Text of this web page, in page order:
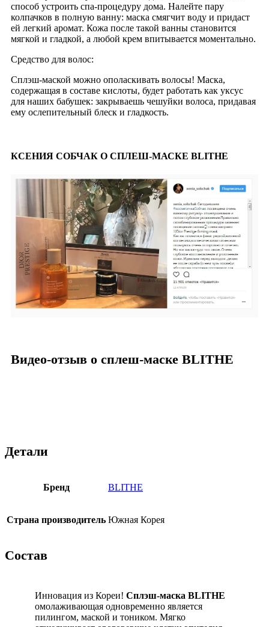
способ устроить спа-процедуру дома. Налейте пару
колпачков в полную ванну: маска смягчит воду и придаст
ей легкий аромат. Кожа после такой ванны становится
мягкой и гладкой, а любой крем впитывается моментально.
Средство для волос:
Cплэш-маской можно ополаскивать волосы! Маска,
содержащая в составе кислоты, будет работать как уксус
для наших бабушек: закрываешь чешуйки волоса, придавая
ему ослепительный блеск и гладкость.
КСЕНИЯ СОБЧАК О СПЛЕШ-МАСКЕ BLITHE
Видео-отзыв о сплеш-маске BLITHE
Детали
Бренд BLITHE
Страна производитель Южная Корея
Состав
Инновация из Кореи! Сплэш-маска BLITHE
омолаживающая одновременно является
пилингом, маской и тоником. Мягко